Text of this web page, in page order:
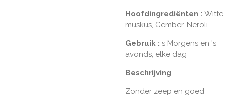
Hoofdingrediënten : Witte
muskus, Gember, Neroli
Gebruik : s Morgens en 's
avonds, elke dag
Beschrijving
Zonder zeep en goed